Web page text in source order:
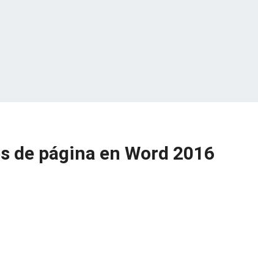
de página en Word 2016